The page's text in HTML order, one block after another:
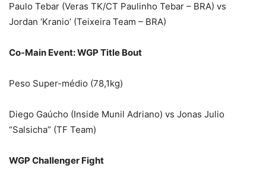
Paulo Tebar (Veras TK/CT Paulinho Tebar – BRA) vs
Jordan ‘Kranio’ (Teixeira Team – BRA)
Co-Main Event: WGP Title Bout
Peso Super-médio (78,1kg)
Diego Gaúcho (Inside Munil Adriano) vs Jonas Julio
“Salsicha” (TF Team)
WGP Challenger Fight